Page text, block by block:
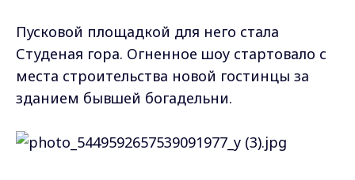
Пусковой площадкой для него стала
Студеная гора. Огненное шоу стартовало с
места строительства новой гостинцы за
зданием бывшей богадельни.